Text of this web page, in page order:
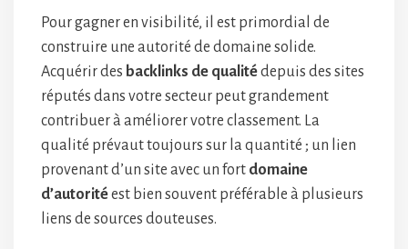
Pour gagner en visibilité, il est primordial de
construire une autorité de domaine solide.
Acquérir des backlinks de qualitédepuis des sites
réputés dans votre secteur peut grandement
contribuer à améliorer votre classement. La
qualité prévaut toujours sur la quantité ; un lien
provenant d’un site avec un fort domaine
d’autoritéest bien souvent préférable à plusieurs
liens de sources douteuses.